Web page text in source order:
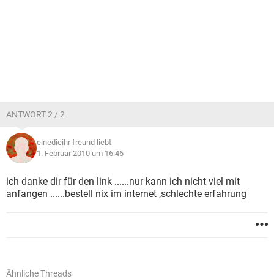
ANTWORT 2 / 2
einedieihr freund liebt
1. Februar 2010 um 16:46
ich danke dir für den link ......nur kann ich nicht viel mit
anfangen ......bestell nix im internet ,schlechte erfahrung
Ähnliche Threads